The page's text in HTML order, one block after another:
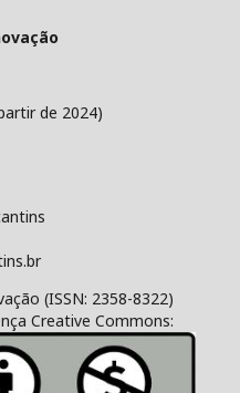
de 2024)
(ISSN: 2358-8322)
Creative Commons: